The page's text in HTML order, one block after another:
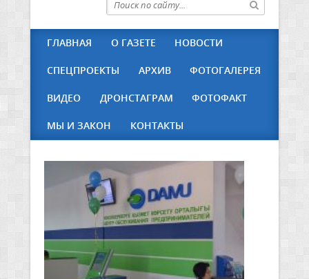
ГЛАВНАЯ О ГАЗЕТЕ НОВОСТИ
СПЕЦПРОЕКТЫ АРХИВ ФОТОГАЛЕРЕЯ
ВИДЕО ДРОНСТАГРАМ ФОТОФАКТ
МЫ И ЗАКОН КОНТАКТЫ